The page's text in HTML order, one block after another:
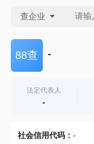
查企业
查企业
查产地
88查 -
法定代表人
-
社会信用代码： -